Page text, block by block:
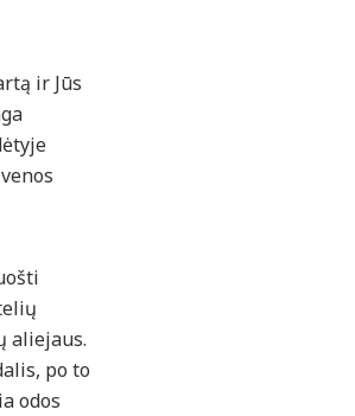
ir Jūs
aliejaus.
po to
odos